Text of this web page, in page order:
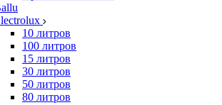
10 литров
100 литров
15 литров
30 литров
50 литров
80 литров